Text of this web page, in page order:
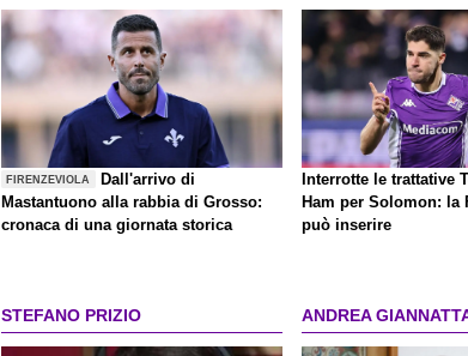
FIRENZEVIOLA
Dall'arrivo di
Mastantuono alla rabbia di Grosso:
cronaca di una giornata storica
Interrotte le trattative
Ham per Solomon: la
può inserire
STEFANO PRIZIO ANDREA